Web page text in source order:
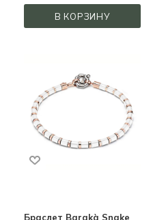
В КОРЗИНУ
Браслет Barakà Snake